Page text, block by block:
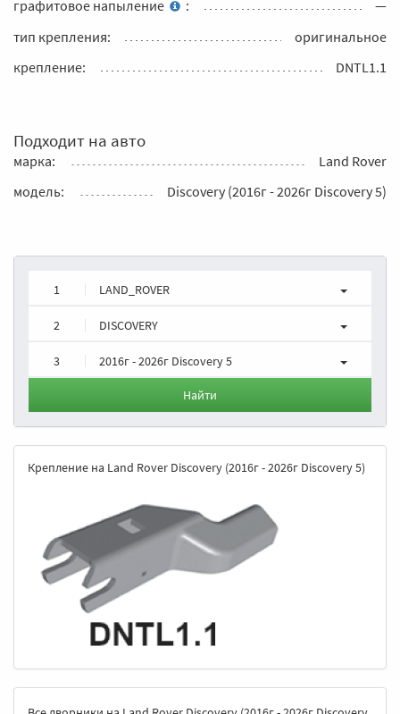
графитовое напыление
:
—
тип крепления:
оригинальное
крепление:
DNTL1.1
Подходит на авто
марка:
Land Rover
модель:
Discovery (2016г - 2026г Discovery 5)
1 LAND_ROVER
2 DISCOVERY
3 2016г - 2026г Discovery 5
Найти
Крепление на Land Rover Discovery (2016г - 2026г Discovery 5)